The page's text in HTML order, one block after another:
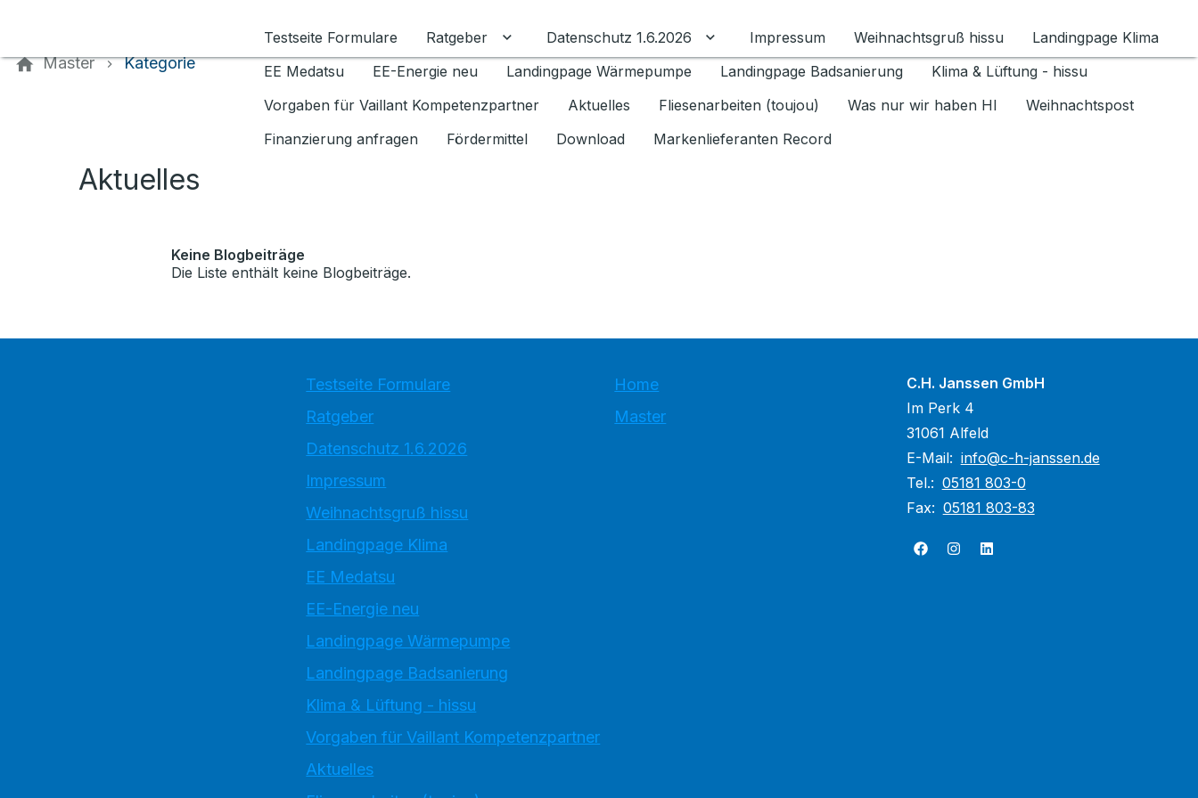
Testseite Formulare
Ratgeber Untermenü für Ratgeber umschalten
Datenschutz 1.6.2026 Untermenü für Datenschutz 1.6.2026 umschalten
Impressum Weihnachtsgruß hissu
Landingpage Klima
EE Medatsu
EE-Energie neu Landingpage Wärmepumpe Landingpage Badsanierung
Klima & Lüftung - hissu
Vorgaben für Vaillant Kompetenzpartner
Aktuelles Fliesenarbeiten (toujou) Was nur wir haben HI
Weihnachtspost
Finanzierung anfragen
Fördermittel Download Markenlieferanten Record
Master Kategorie
Aktuelles
Keine Blogbeiträge
Die Liste enthält keine Blogbeiträge.
Testseite Formulare
Ratgeber
Datenschutz 1.6.2026
Impressum
Weihnachtsgruß hissu
Landingpage Klima
EE Medatsu
EE-Energie neu
Landingpage Wärmepumpe
Landingpage Badsanierung
Klima & Lüftung - hissu
Vorgaben für Vaillant Kompetenzpartner
Aktuelles
Home
Master
C.H. Janssen GmbH
Im Perk 4
31061 Alfeld
E-Mail: info@c-h-janssen.de
Tel.: 05181 803-0
Fax: 05181 803-83